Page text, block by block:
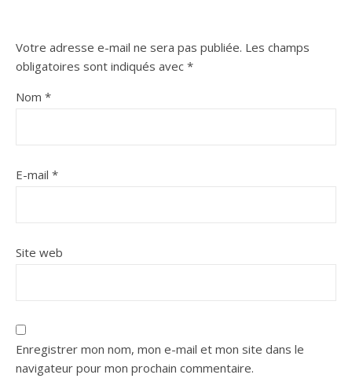
Votre adresse e-mail ne sera pas publiée. Les champs
obligatoires sont indiqués avec *
Nom *
E-mail *
Site web
Enregistrer mon nom, mon e-mail et mon site dans le
navigateur pour mon prochain commentaire.